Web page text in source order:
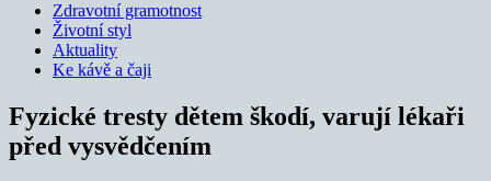
Zdravotní gramotnost
Životní styl
Aktuality
Ke kávě a čaji
Fyzické tresty dětem škodí, varují lékaři
před vysvědčením